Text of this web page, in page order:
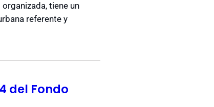
tiene un
referente y
del Fondo